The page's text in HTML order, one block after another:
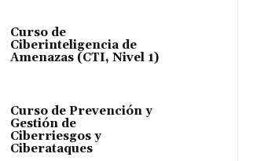
Curso de
Ciberinteligencia de
Amenazas (CTI, Nivel 1)
Curso de Prevención y
Gestión de
Ciberriesgos y
Ciberataques